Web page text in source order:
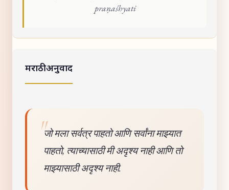
praṇaśhyati
मराठी अनुवाद
जो मला सर्वत्र पाहतो आणि सर्वांना माझ्यात
पाहतो, त्याच्यासाठी मी अदृश्य नाही आणि तो
माझ्यासाठी अदृश्य नाही.